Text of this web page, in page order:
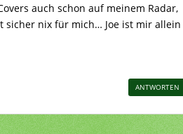
auch schon auf meinem Radar,
sicher nix für mich… Joe ist mir allein
ANTWORTEN